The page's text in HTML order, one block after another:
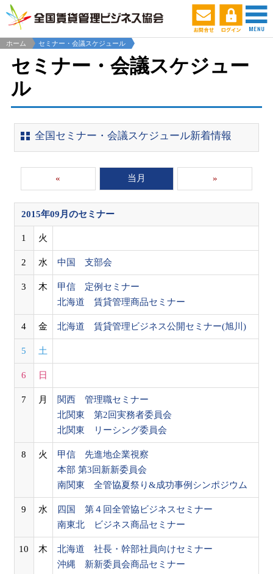
ホーム セミナー・会議スケジュール
セミナー・会議スケジュー
ル
全国セミナー・会議スケジュール新着情報
« 当月 »
2015年09月のセミナー
1 火
2 水 中国 支部会
3 木
甲信 定例セミナー
北海道 賃貸管理商品セミナー
4 金 北海道 賃貸管理ビジネス公開セミナー(旭川)
5 土
6 日
7 月
関西 管理職セミナー
北関東 第2回実務者委員会
北関東 リーシング委員会
8 火
甲信 先進地企業視察
本部 第3回新新委員会
南関東 全管協夏祭り&成功事例シンポジウム
9 水
四国 第４回全管協ビジネスセミナー
南東北 ビジネス商品セミナー
10 木
北海道 社長・幹部社員向けセミナー
沖縄 新新委員会商品セミナー